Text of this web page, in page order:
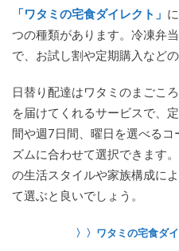
「ワタミの宅食ダイレクト」
つの種類があります。冷凍弁
で、お試し割や定期購入など
日替り配達はワタミのまごこ
を届けてくれるサービスで、
間や週7日間、曜日を選べるコ
ズムに合わせて選択できます
の生活スタイルや家族構成に
て選ぶと良いでしょう。
〉〉ワタミの宅食ダ